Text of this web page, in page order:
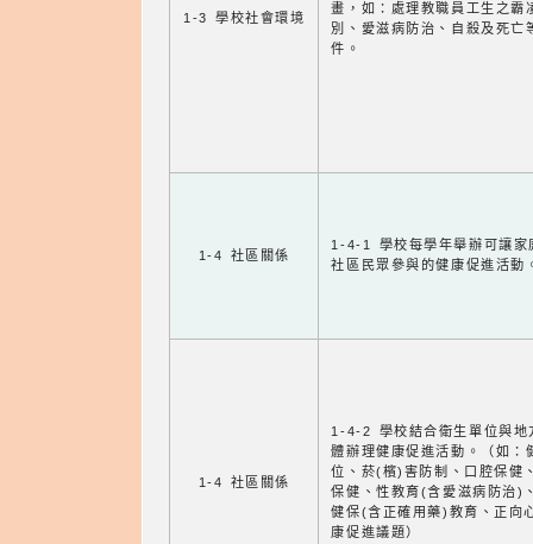
1-3 學校社會環境
畫，如：處理教職員工生之霸
別、愛滋病防治、自殺及死亡
件。
1-4 社區關係
1-4-1 學校每學年舉辦可讓家
社區民眾參與的健康促進活動
1-4 社區關係
1-4-2 學校結合衛生單位與地
體辦理健康促進活動。（如：
位、菸(檳)害防制、口腔保健
保健、性教育(含愛滋病防治)
健保(含正確用藥)教育、正向
康促進議題）